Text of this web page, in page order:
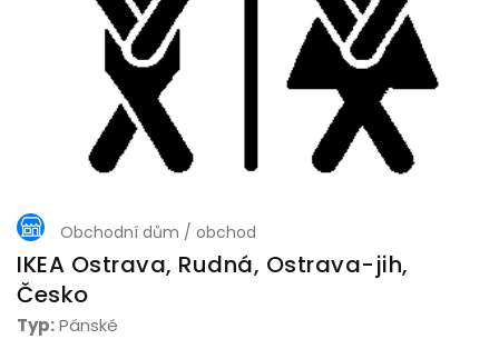
Obchodní dům / obchod
IKEA Ostrava, Rudná, Ostrava-jih,
Česko
Typ:Pánské